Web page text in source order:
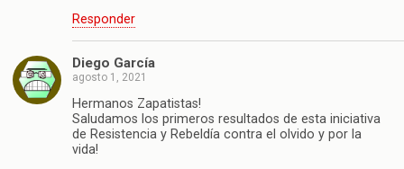
Responder
Diego García
agosto 1, 2021
Hermanos Zapatistas!
Saludamos los primeros resultados de esta iniciativa
de Resistencia y Rebeldía contra el olvido y por la
vida!